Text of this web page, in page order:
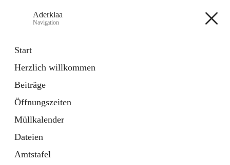
Aderklaa
Navigation
Start
Herzlich willkommen
Beiträge
Öffnungszeiten
Müllkalender
Dateien
Amtstafel
6 Schnellzugriffe
Gemeinde
3 Schnellzugriffe